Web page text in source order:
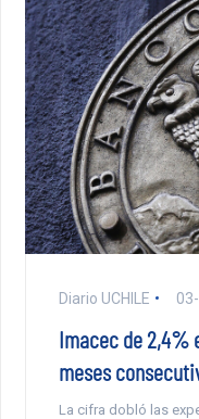
Diario UCHILE
Imacec de 2,4%
meses
La cifra dobló las